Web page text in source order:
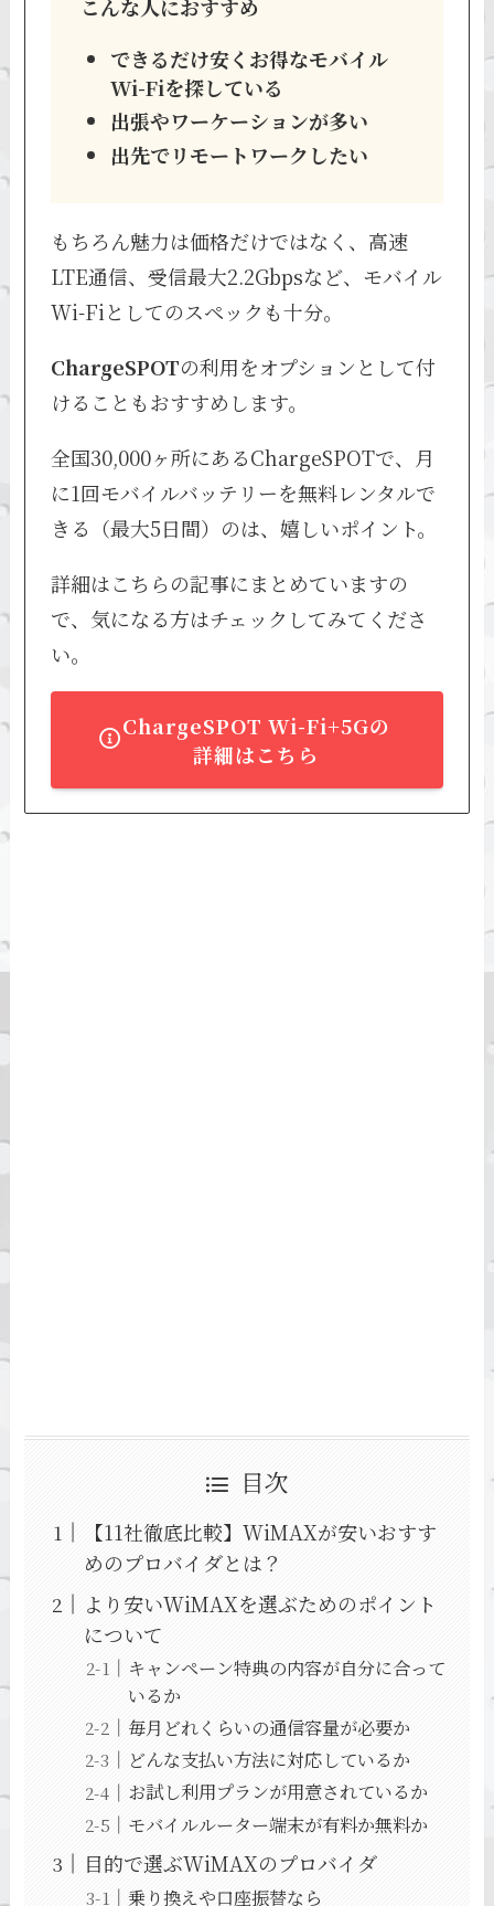
こんな人におすすめ
できるだけ安くお得なモバイル
Wi-Fiを探している
出張やワーケーションが多い
出先でリモートワークしたい
もちろん魅力は価格だけではなく、高速
LTE通信、受信最大2.2Gbpsなど、モバイル
Wi-Fiとしてのスペックも十分。
ChargeSPOTの利用をオプションとして付
けることもおすすめします。
全国30,000ヶ所にあるChargeSPOTで、月
に1回モバイルバッテリーを無料レンタルで
きる（最大5日間）のは、嬉しいポイント。
詳細はこちらの記事にまとめていますの
で、気になる方はチェックしてみてくださ
い。
ChargeSPOT Wi-Fi+5Gの
詳細はこちら
目次
【11社徹底比較】WiMAXが安いおすす
めのプロバイダとは？
より安いWiMAXを選ぶためのポイント
について
キャンペーン特典の内容が自分に合って
いるか
毎月どれくらいの通信容量が必要か
どんな支払い方法に対応しているか
お試し利用プランが用意されているか
モバイルルーター端末が有料か無料か
目的で選ぶWiMAXのプロバイダ
乗り換えや口座振替なら